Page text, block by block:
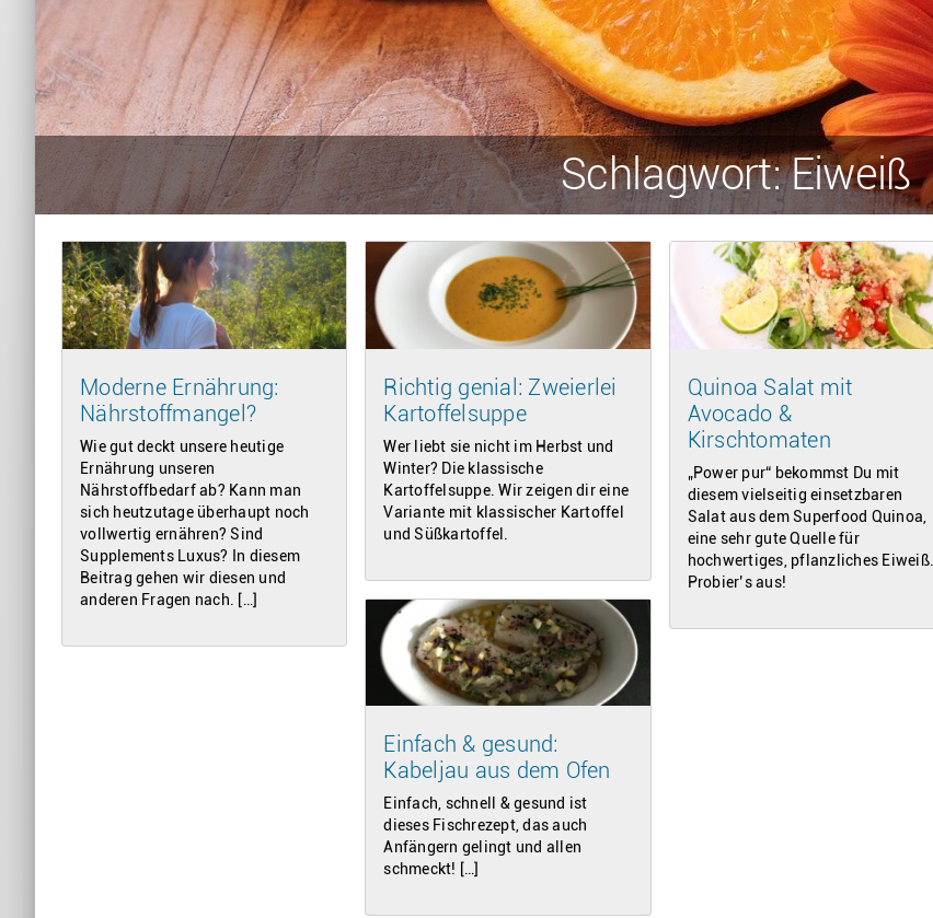
Schlagwort: Eiweiß
Moderne Ernährung:
Nährstoffmangel?
Wie gut deckt unsere heutige
Ernährung unseren
Nährstoffbedarf ab? Kann man
sich heutzutage überhaupt noch
vollwertig ernähren? Sind
Supplements Luxus? In diesem
Beitrag gehen wir diesen und
anderen Fragen nach. […]
Richtig genial: Zweierlei
Kartoffelsuppe
Wer liebt sie nicht im Herbst und
Winter? Die klassische
Kartoffelsuppe. Wir zeigen dir eine
Variante mit klassischer Kartoffel
und Süßkartoffel.
Einfach & gesund:
Kabeljau aus dem Ofen
Einfach, schnell & gesund ist
dieses Fischrezept, das auch
Anfängern gelingt und allen
schmeckt! […]
Quinoa Salat mit
Avocado &
Kirschtomaten
„Power pur“ bekommst Du mit
diesem vielseitig einsetzbaren
Salat aus dem Superfood Quinoa,
eine sehr gute Quelle für
hochwertiges, pflanzliches Eiweiß.
Probier’s aus!